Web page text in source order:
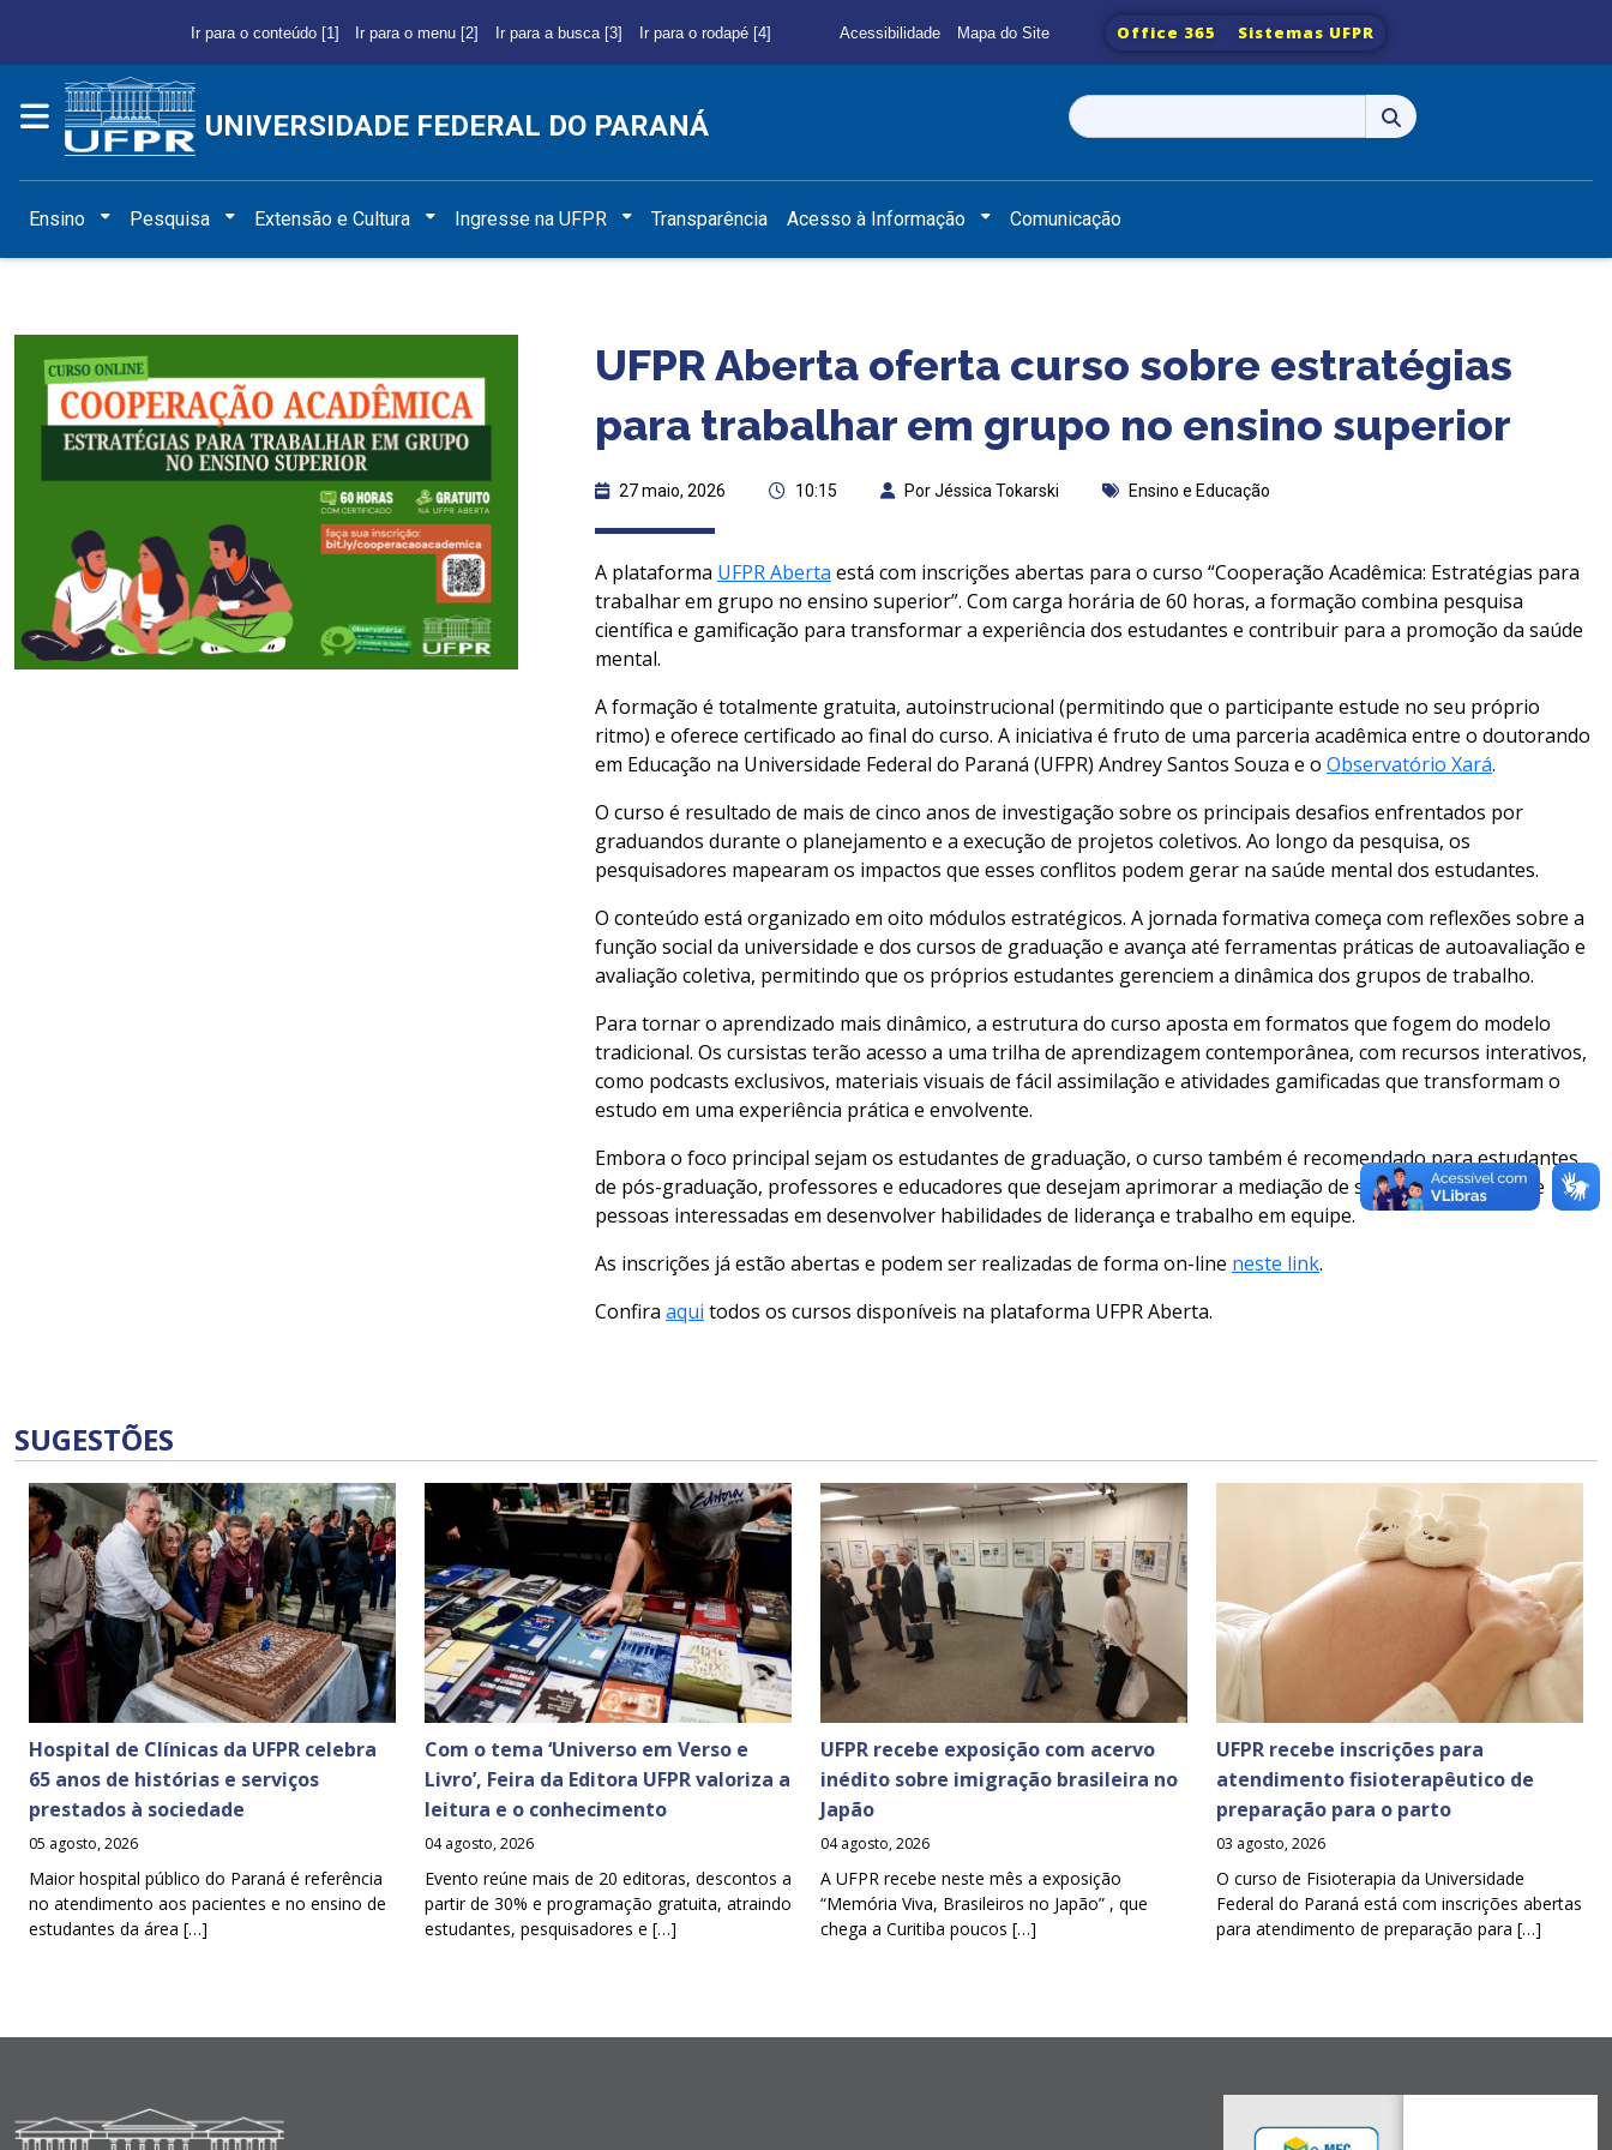
Ir para o conteúdo [1] Ir para o menu [2] Ir para a busca [3] Ir para o rodapé [4] Acessibilidade Mapa do Site Office 365 Sistemas UFPR
UNIVERSIDADE FEDERAL DO PARANÁ
Pesquisar
por:
Ensino Pesquisa Extensão e Cultura Ingresse na UFPR Transparência Acesso à Informação Comunicação
UFPR Aberta oferta curso sobre estratégias
para trabalhar em grupo no ensino superior
27 maio, 2026 10:15 Por Jéssica Tokarski Ensino e Educação
A plataforma UFPR Aberta está com inscrições abertas para o curso “Cooperação Acadêmica: Estratégias para
trabalhar em grupo no ensino superior”. Com carga horária de 60 horas, a formação combina pesquisa
científica e gamificação para transformar a experiência dos estudantes e contribuir para a promoção da saúde
mental.
A formação é totalmente gratuita, autoinstrucional (permitindo que o participante estude no seu próprio
ritmo) e oferece certificado ao final do curso. A iniciativa é fruto de uma parceria acadêmica entre o doutorando
em Educação na Universidade Federal do Paraná (UFPR) Andrey Santos Souza e o Observatório Xará.
O curso é resultado de mais de cinco anos de investigação sobre os principais desafios enfrentados por
graduandos durante o planejamento e a execução de projetos coletivos. Ao longo da pesquisa, os
pesquisadores mapearam os impactos que esses conflitos podem gerar na saúde mental dos estudantes.
O conteúdo está organizado em oito módulos estratégicos. A jornada formativa começa com reflexões sobre a
função social da universidade e dos cursos de graduação e avança até ferramentas práticas de autoavaliação e
avaliação coletiva, permitindo que os próprios estudantes gerenciem a dinâmica dos grupos de trabalho.
Para tornar o aprendizado mais dinâmico, a estrutura do curso aposta em formatos que fogem do modelo
tradicional. Os cursistas terão acesso a uma trilha de aprendizagem contemporânea, com recursos interativos,
como podcasts exclusivos, materiais visuais de fácil assimilação e atividades gamificadas que transformam o
estudo em uma experiência prática e envolvente.
Embora o foco principal sejam os estudantes de graduação, o curso também é recomendado para estudantes
de pós-graduação, professores e educadores que desejam aprimorar a mediação de suas turmas, além de
pessoas interessadas em desenvolver habilidades de liderança e trabalho em equipe.
As inscrições já estão abertas e podem ser realizadas de forma on-line neste link.
Confira aqui todos os cursos disponíveis na plataforma UFPR Aberta.
SUGESTÕES
Hospital de Clínicas da UFPR celebra
65 anos de histórias e serviços
prestados à sociedade
05 agosto, 2026
Maior hospital público do Paraná é referência
no atendimento aos pacientes e no ensino de
estudantes da área […]
Com o tema ‘Universo em Verso e
Livro’, Feira da Editora UFPR valoriza a
leitura e o conhecimento
04 agosto, 2026
Evento reúne mais de 20 editoras, descontos a
partir de 30% e programação gratuita, atraindo
estudantes, pesquisadores e […]
UFPR recebe exposição com acervo
inédito sobre imigração brasileira no
Japão
04 agosto, 2026
A UFPR recebe neste mês a exposição
“Memória Viva, Brasileiros no Japão” , que
chega a Curitiba poucos […]
UFPR recebe inscrições para
atendimento fisioterapêutico de
preparação para o parto
03 agosto, 2026
O curso de Fisioterapia da Universidade
Federal do Paraná está com inscrições abertas
para atendimento de preparação para […]